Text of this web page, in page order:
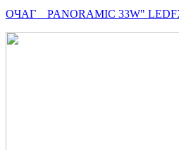
ОЧАГ PANORAMIC 33W"